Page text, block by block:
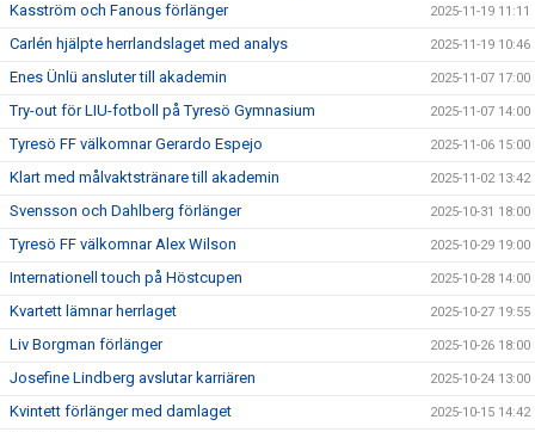
Kasström och Fanous förlänger 2025-11-19 11:11
Carlén hjälpte herrlandslaget med analys 2025-11-19 10:46
Enes Ünlü ansluter till akademin 2025-11-07 17:00
Try-out för LIU-fotboll på Tyresö Gymnasium 2025-11-07 14:00
Tyresö FF välkomnar Gerardo Espejo 2025-11-06 15:00
Klart med målvaktstränare till akademin 2025-11-02 13:42
Svensson och Dahlberg förlänger 2025-10-31 18:00
Tyresö FF välkomnar Alex Wilson 2025-10-29 19:00
Internationell touch på Höstcupen 2025-10-28 14:00
Kvartett lämnar herrlaget 2025-10-27 19:55
Liv Borgman förlänger 2025-10-26 18:00
Josefine Lindberg avslutar karriären 2025-10-24 13:00
Kvintett förlänger med damlaget 2025-10-15 14:42